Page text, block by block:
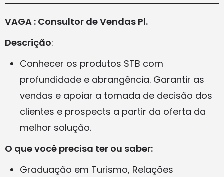
VAGA : Consultor de Vendas Pl.
Descrição:
Conhecer os produtos STB com
profundidade e abrangência. Garantir as
vendas e apoiar a tomada de decisão dos
clientes e prospects a partir da oferta da
melhor solução.
O que você precisa ter ou saber:
Graduação em Turismo, Relações